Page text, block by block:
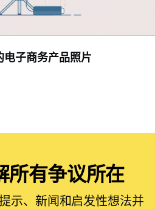
子商务产品照片
所有争议所在
示、新闻和启发性想法并